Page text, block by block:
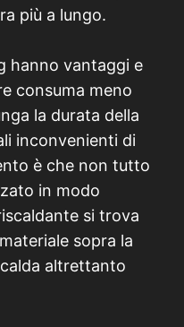
più a lungo.
hanno vantaggi e
consuma meno
la durata della
inconvenienti di
è che non tutto
in modo
si trova
sopra la
altrettanto